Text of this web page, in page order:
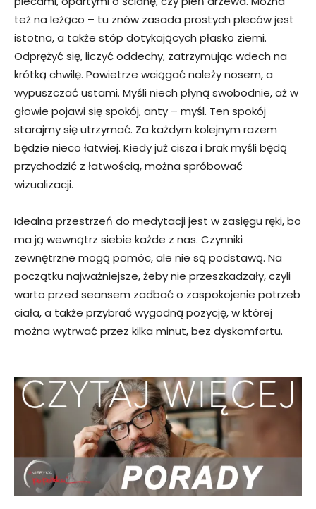
też na leżąco – tu znów zasada prostych pleców jest
istotna, a także stóp dotykających płasko ziemi.
Odprężyć się, liczyć oddechy, zatrzymując wdech na
krótką chwilę. Powietrze wciągać należy nosem, a
wypuszczać ustami. Myśli niech płyną swobodnie, aż w
głowie pojawi się spokój, anty – myśl. Ten spokój
starajmy się utrzymać. Za każdym kolejnym razem
będzie nieco łatwiej. Kiedy już cisza i brak myśli będą
przychodzić z łatwością, można spróbować
wizualizacji.
Idealna przestrzeń do medytacji jest w zasięgu ręki, bo
ma ją wewnątrz siebie każde z nas. Czynniki
zewnętrzne mogą pomóc, ale nie są podstawą. Na
początku najważniejsze, żeby nie przeszkadzały, czyli
warto przed seansem zadbać o zaspokojenie potrzeb
ciała, a także przybrać wygodną pozycję, w której
można wytrwać przez kilka minut, bez dyskomfortu.